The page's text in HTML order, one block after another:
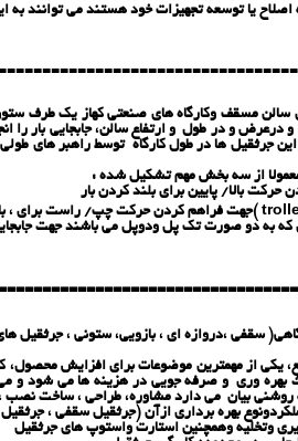
یا توسعه تجهیزات خود هستند می توانند به
سالن مسقف وکارگاه های صنعتی كهاز یك طرف
درعرض و در طول و ارتفاع سالن، جابجایی بار
جرثقیل ها در طول کارگاه توسط راهبر های
از سه بخش مهم تشکیل شده :
حرکت بالا/ پایین برای بلند کردن بار
كه به دو صورت تك پل ودوپل می باشند جهت
سقفی ،دروازه ای ، بازویی، ستونی ، جرثقیل
از مهمترین موضوعات برای افزایش محصول،
بهره وری و صرفه جویی در هزینه ها می شود و می
روشنی بیان می دارد مشاوره، طراحی ، ساخت نصب